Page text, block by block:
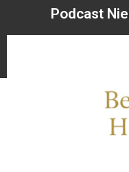
Podcast